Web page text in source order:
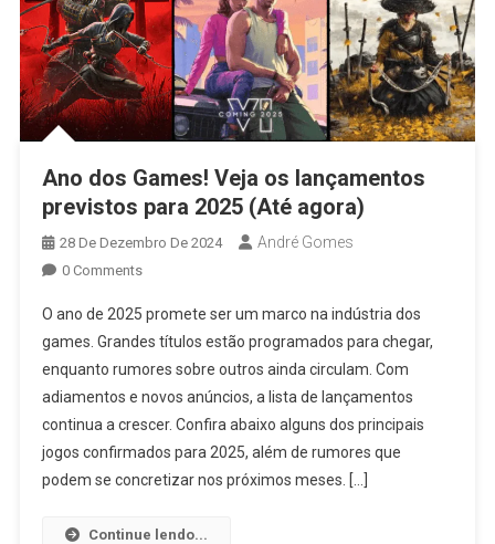
Ano dos Games! Veja os lançamentos
previstos para 2025 (Até agora)
28 De Dezembro De 2024 André Gomes
0 Comments
O ano de 2025 promete ser um marco na indústria dos
games. Grandes títulos estão programados para chegar,
enquanto rumores sobre outros ainda circulam. Com
adiamentos e novos anúncios, a lista de lançamentos
continua a crescer. Confira abaixo alguns dos principais
jogos confirmados para 2025, além de rumores que
podem se concretizar nos próximos meses. […]
Continue lendo...